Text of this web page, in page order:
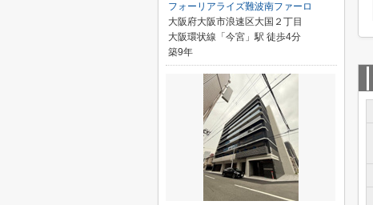
フォーリアライズ難波南ファーロ
大阪府大阪市浪速区大国２丁目
大阪環状線「今宮」駅 徒歩4分
築9年